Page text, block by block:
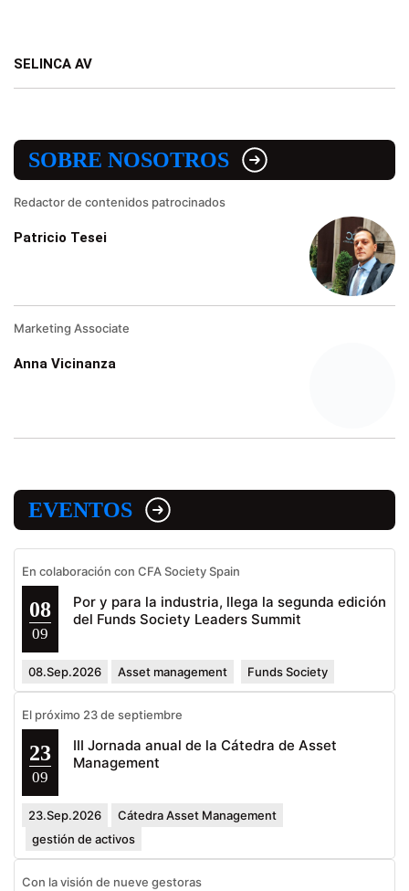
SELINCA AV
SOBRE NOSOTROS
Redactor de contenidos patrocinados
Patricio Tesei
Marketing Associate
Anna Vicinanza
EVENTOS
En colaboración con CFA Society Spain
08
09
Por y para la industria, llega la segunda edición
del Funds Society Leaders Summit
08.Sep.2026 Asset management Funds Society
El próximo 23 de septiembre
23
09
III Jornada anual de la Cátedra de Asset
Management
23.Sep.2026
Cátedra Asset Management
gestión de activos
Con la visión de nueve gestoras